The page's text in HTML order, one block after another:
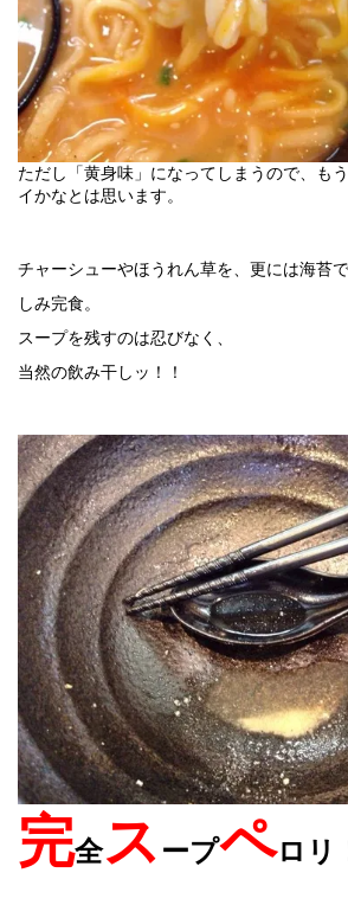
ただし「黄身味」になってしまうので、も
イかなとは思います。
チャーシューやほうれん草を、更には海苔
しみ完食。
スープを残すのは忍びなく、
当然の飲み干しッ！！
完全ス ープペロリ